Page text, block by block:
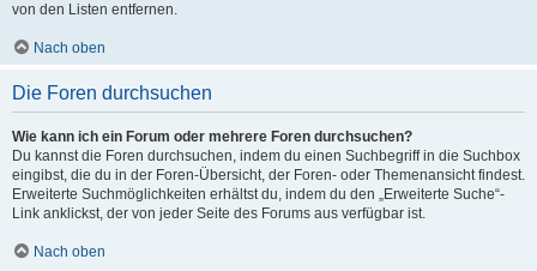
von den Listen entfernen.
Nach oben
Die Foren durchsuchen
Wie kann ich ein Forum oder mehrere Foren durchsuchen?
Du kannst die Foren durchsuchen, indem du einen Suchbegriff in die Suchbox
eingibst, die du in der Foren-Übersicht, der Foren- oder Themenansicht findest.
Erweiterte Suchmöglichkeiten erhältst du, indem du den „Erweiterte Suche“-
Link anklickst, der von jeder Seite des Forums aus verfügbar ist.
Nach oben